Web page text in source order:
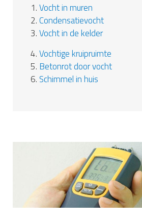
1.Vocht in muren
2.Condensatievocht
3.Vocht in de kelder
4.Vochtige kruipruimte
5. Betonrot door vocht
6. Schimmel in huis